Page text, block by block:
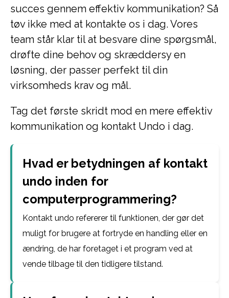
succes gennem effektiv kommunikation? Så
tøv ikke med at kontakte os i dag. Vores
team står klar til at besvare dine spørgsmål,
drøfte dine behov og skræddersy en
løsning, der passer perfekt til din
virksomheds krav og mål.
Tag det første skridt mod en mere effektiv
kommunikation og kontakt Undo i dag.
Hvad er betydningen af kontakt
undo inden for
computerprogrammering?
Kontakt undo refererer til funktionen, der gør det
muligt for brugere at fortryde en handling eller en
ændring, de har foretaget i et program ved at
vende tilbage til den tidligere tilstand.